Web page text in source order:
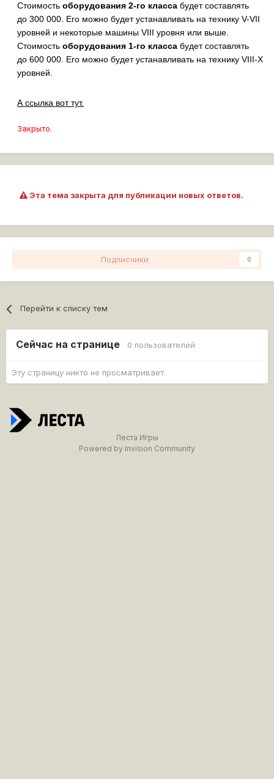
Стоимость оборудования 2-го класса будет составлять
до 300 000. Его можно будет устанавливать на технику V-VII
уровней и некоторые машины VIII уровня или выше.
Стоимость оборудования 1-го класса будет составлять
до 600 000. Его можно будет устанавливать на технику VIII-X
уровней.
А ссылка вот тут.
Закрыто.
Эта тема закрыта для публикации новых ответов.
Подписчики 0
Перейти к списку тем
Сейчас на странице 0 пользователей
Эту страницу никто не просматривает.
Леста Игры
Powered by Invision Community